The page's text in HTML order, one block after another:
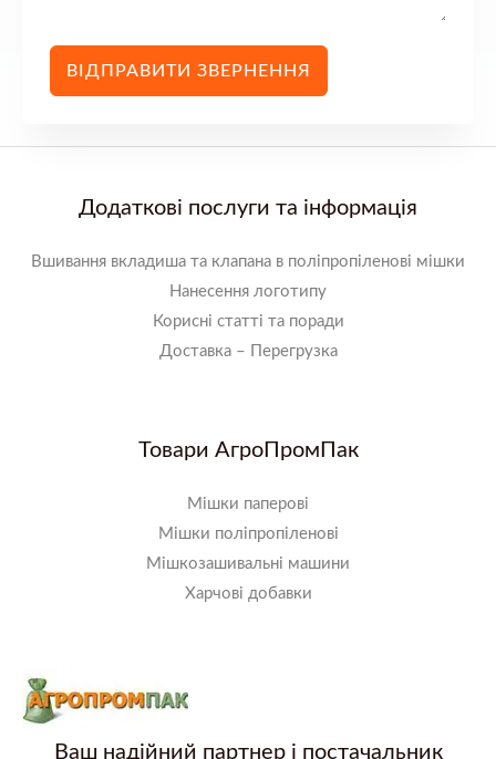
ВІДПРАВИТИ ЗВЕРНЕННЯ
Додаткові послуги та інформація
Вшивання вкладиша та клапана в поліпропіленові мішки
Нанесення логотипу
Корисні статті та поради
Доставка – Перегрузка
Товари АгроПромПак
Мішки паперові
Мішки поліпропіленові
Мішкозашивальні машини
Харчові добавки
Ваш надійний партнер і постачальник